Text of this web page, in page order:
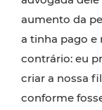
aumento da
a tinha pago e
contrário: eu
criar a nossa
conforme